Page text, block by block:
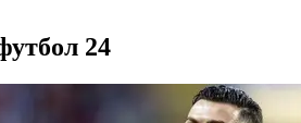
24